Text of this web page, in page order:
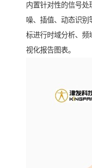
内置针对性的信号处
噪、插值、动态识别
标进行时域分析、频
视化报告图表。